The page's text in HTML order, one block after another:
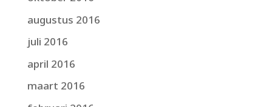
augustus 2016
juli 2016
april 2016
maart 2016